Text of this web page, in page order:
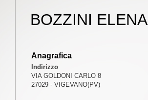
BOZZINI ELENA
Anagrafica
Indirizzo
VIA GOLDONI CARLO 8
27029 - VIGEVANO(PV)